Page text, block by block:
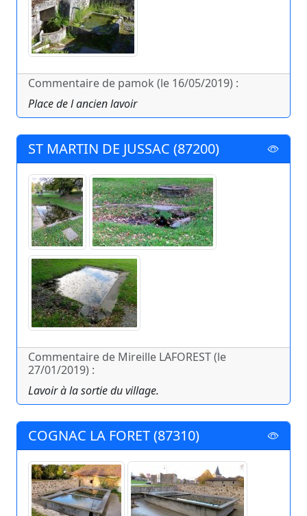
Commentaire de pamok (le 16/05/2019) :
Place de l ancien lavoir
ST MARTIN DE JUSSAC (87200)
Commentaire de Mireille LAFOREST (le
27/01/2019) :
Lavoir à la sortie du village.
COGNAC LA FORET (87310)